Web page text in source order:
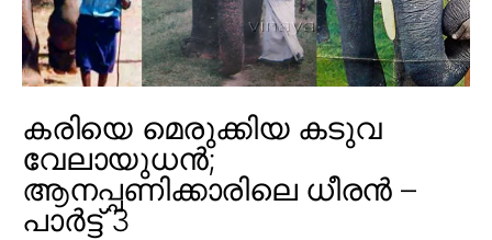
കരിയെ മെരുക്കിയ കടുവ
വേലായുധൻ;
ആനപ്പണിക്കാരിലെ ധീരൻ –
പാർട്ട് 3